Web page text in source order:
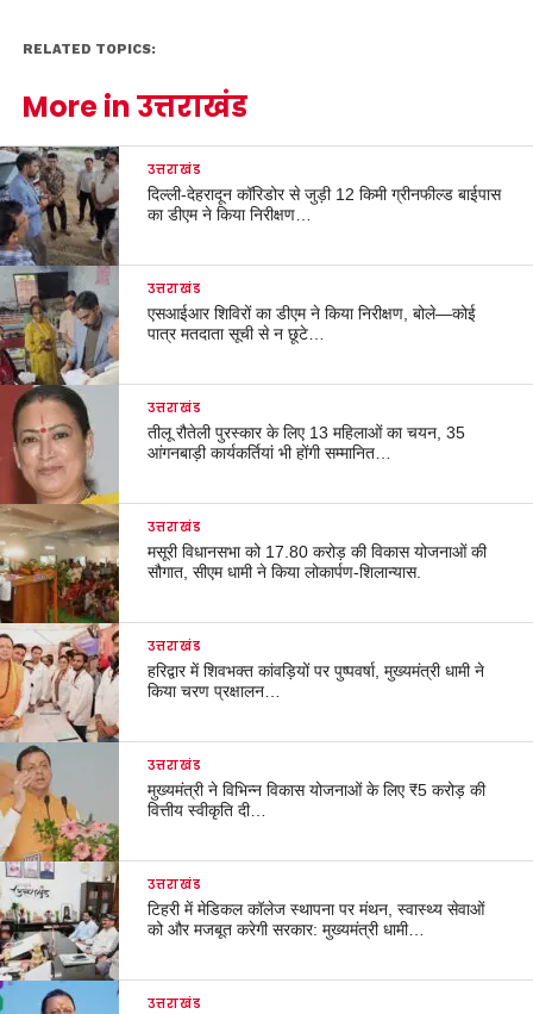
RELATED TOPICS:
More in उत्तराखंड
उत्तराखंड
दिल्ली-देहरादून कॉरिडोर से जुड़ी 12 किमी ग्रीनफील्ड बाईपास
का डीएम ने किया निरीक्षण…
उत्तराखंड
एसआईआर शिविरों का डीएम ने किया निरीक्षण, बोले—कोई
पात्र मतदाता सूची से न छूटे…
उत्तराखंड
तीलू रौतेली पुरस्कार के लिए 13 महिलाओं का चयन, 35
आंगनबाड़ी कार्यकर्तियां भी होंगी सम्मानित…
उत्तराखंड
मसूरी विधानसभा को 17.80 करोड़ की विकास योजनाओं की
सौगात, सीएम धामी ने किया लोकार्पण-शिलान्यास.
उत्तराखंड
हरिद्वार में शिवभक्त कांवड़ियों पर पुष्पवर्षा, मुख्यमंत्री धामी ने
किया चरण प्रक्षालन…
उत्तराखंड
मुख्यमंत्री ने विभिन्न विकास योजनाओं के लिए ₹5 करोड़ की
वित्तीय स्वीकृति दी…
उत्तराखंड
टिहरी में मेडिकल कॉलेज स्थापना पर मंथन, स्वास्थ्य सेवाओं
को और मजबूत करेगी सरकार: मुख्यमंत्री धामी…
उत्तराखंड